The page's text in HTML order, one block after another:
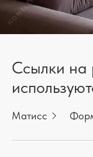
Ссылки на
Матисс